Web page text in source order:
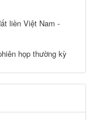
liền Việt Nam -
họp thường kỳ